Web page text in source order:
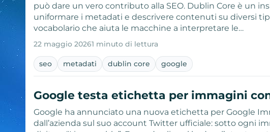
può dare un vero contributo alla SEO. Dublin Core è un
uniformare i metadati e descrivere contenuti su diversi
vocabolario che aiuta le macchine a interpretare le…
22 maggio 20261 minuto di lettura
seo metadati dublin core google
Google testa etichetta per immagini
Google ha annunciato una nuova etichetta per Google
dall’azienda sul suo account Twitter ufficiale: sotto ogni